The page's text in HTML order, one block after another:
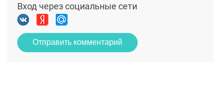
Вход через социальные сети
Отправить комментарий